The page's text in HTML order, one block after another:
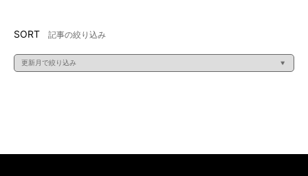
SORT 記事の絞り込み